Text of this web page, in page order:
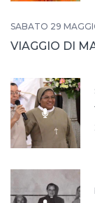
SABATO 29
VIAGGIO DI